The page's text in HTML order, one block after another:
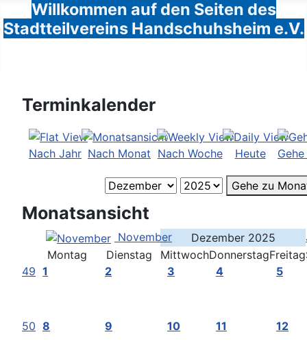
Willkommen auf den Seiten des
Stadtteilvereins Handschuhsheim e.V.
Terminkalender
Nach Jahr Nach Monat Nach Woche Heute
Gehe zu
Monatsansicht
November Dezember 2025
Montag
Dienstag MittwochDonnerstagFreitag
49 1 2 3 4 5
50 8 9 10 11 12